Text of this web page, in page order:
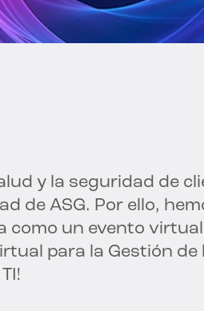
y la seguridad de
de ASG. Por ello,
como un evento virtual
para la Gestión de